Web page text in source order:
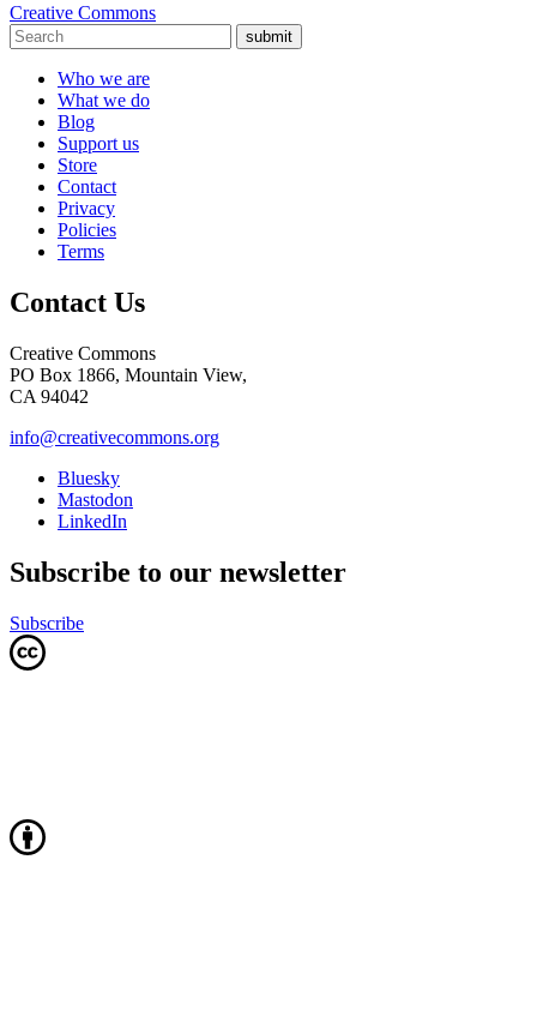
Creative Commons
submit
Who we are
What we do
Blog
Support us
Store
Contact
Privacy
Policies
Terms
Contact Us
Creative Commons
PO Box 1866, Mountain View,
CA 94042
info@creativecommons.org
Bluesky
Mastodon
LinkedIn
Subscribe to our newsletter
Subscribe